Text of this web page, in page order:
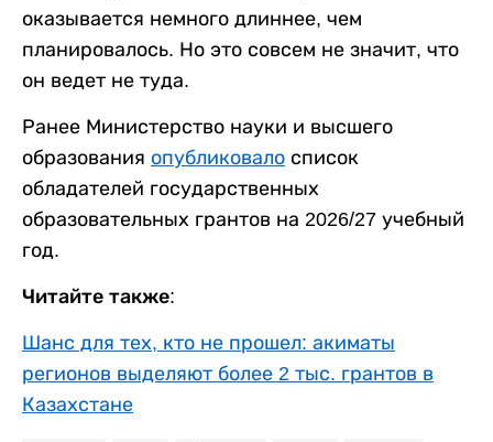
оказывается немного длиннее, чем
планировалось. Но это совсем не значит, что
он ведет не туда.
Ранее Министерство науки и высшего
образования опубликовало список
обладателей государственных
образовательных грантов на 2026/27 учебный
год.
Читайте также:
Шанс для тех, кто не прошел: акиматы
регионов выделяют более 2 тыс. грантов в
Казахстане